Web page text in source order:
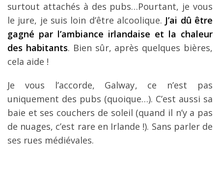
surtout attachés à des pubs…Pourtant, je vous
le jure, je suis loin d’être alcoolique. J’ai dû être
gagné par l’ambiance irlandaise et la chaleur
des habitants. Bien sûr, après quelques bières,
cela aide !
Je vous l’accorde, Galway, ce n’est pas
uniquement des pubs (quoique…). C’est aussi sa
baie et ses couchers de soleil (quand il n’y a pas
de nuages, c’est rare en Irlande !). Sans parler de
ses rues médiévales.